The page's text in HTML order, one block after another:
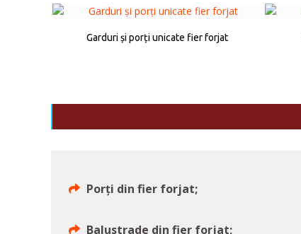
Garduri și porți unicate fier forjat
Porți din fier forjat;
Balustrade din fier forjat;